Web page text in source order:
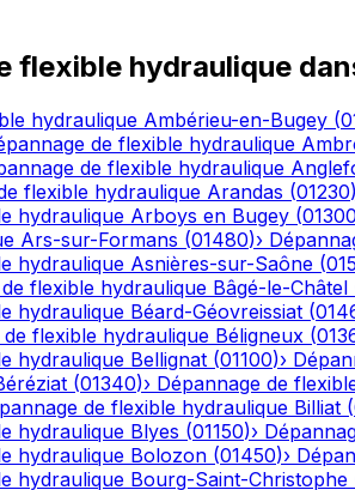
flexible hydraulique
hydraulique Ambérieu-en-Bugey (
de flexible hydraulique
de flexible hydraulique
flexible hydraulique Arandas (01230)
hydraulique Arboys en Bugey (01300
Ars-sur-Formans (01480)›
hydraulique Asnières-sur-Saône (
flexible hydraulique Bâgé-le-Châtel
hydraulique Béard-Géovreissiat (
de flexible hydraulique Béligneux (
hydraulique Bellignat (01100)›
(01340)› Dépannage de
de flexible hydraulique Billiat (
hydraulique Blyes (01150)›
hydraulique Bolozon (01450)›
hydraulique Bourg-Saint-Christophe